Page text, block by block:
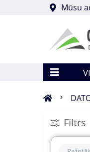
Mūsu
Filtrs